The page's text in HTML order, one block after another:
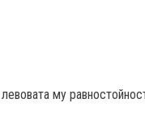
му